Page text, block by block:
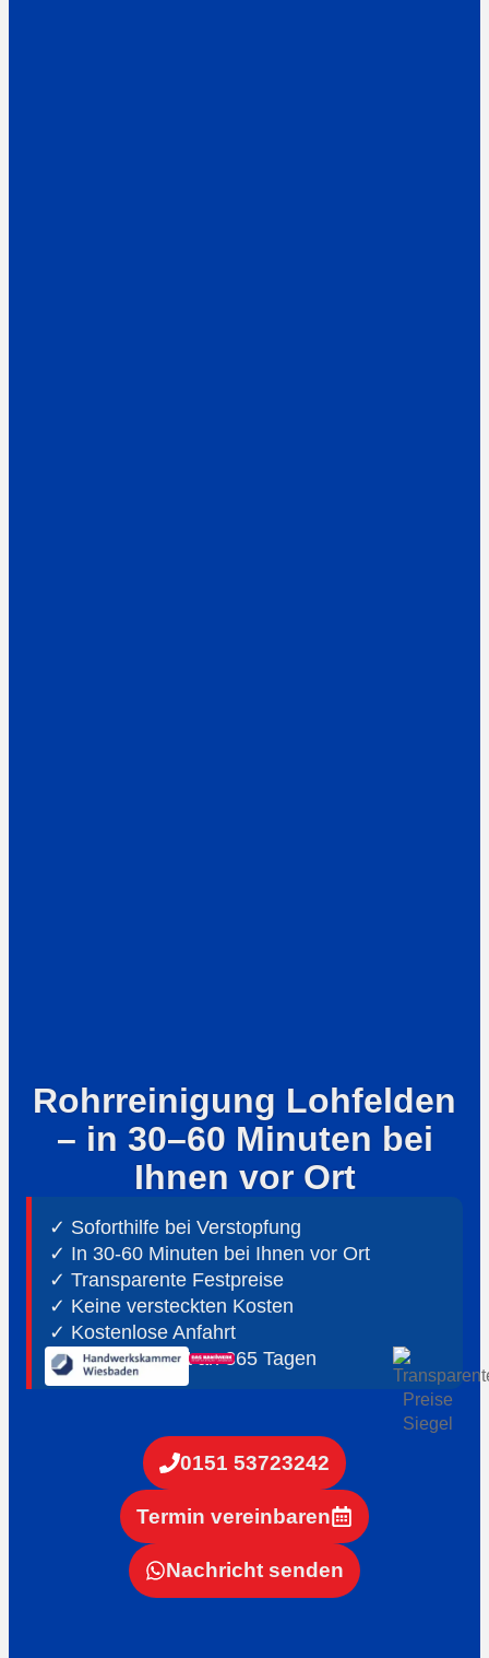
Rohrreinigung Lohfelden
– in 30–60 Minuten bei
Ihnen vor Ort
✓ Soforthilfe bei Verstopfung
✓ In 30-60 Minuten bei Ihnen vor Ort
✓ ⁠Transparente Festpreise
✓ Keine versteckten Kosten
✓ Kostenlose Anfahrt
✓ ⁠24h Notdienst an 365 Tagen
0151 53723242
Termin vereinbaren
Nachricht senden